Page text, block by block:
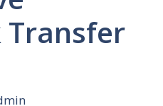
Transfer